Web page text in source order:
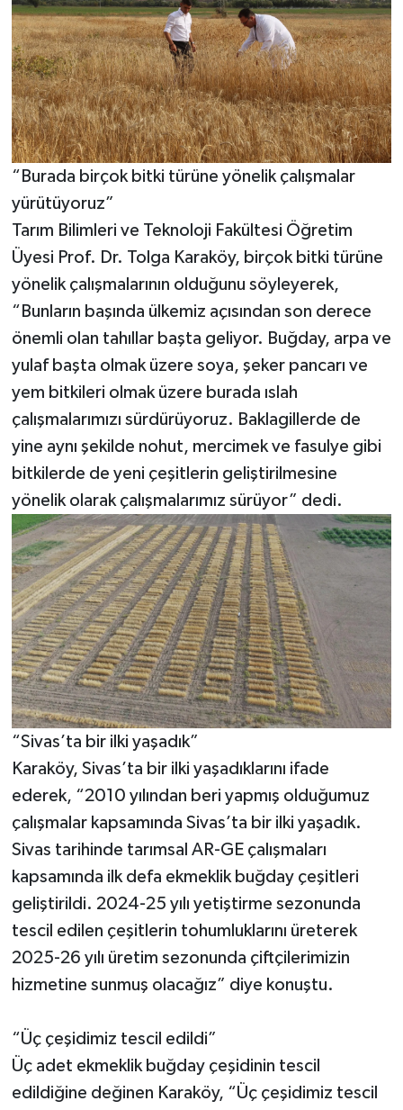
“Burada birçok bitki türüne yönelik çalışmalar
yürütüyoruz”
Tarım Bilimleri ve Teknoloji Fakültesi Öğretim
Üyesi Prof. Dr. Tolga Karaköy, birçok bitki türüne
yönelik çalışmalarının olduğunu söyleyerek,
“Bunların başında ülkemiz açısından son derece
önemli olan tahıllar başta geliyor. Buğday, arpa ve
yulaf başta olmak üzere soya, şeker pancarı ve
yem bitkileri olmak üzere burada ıslah
çalışmalarımızı sürdürüyoruz. Baklagillerde de
yine aynı şekilde nohut, mercimek ve fasulye gibi
bitkilerde de yeni çeşitlerin geliştirilmesine
yönelik olarak çalışmalarımız sürüyor” dedi.
“Sivas’ta bir ilki yaşadık”
Karaköy, Sivas’ta bir ilki yaşadıklarını ifade
ederek, “2010 yılından beri yapmış olduğumuz
çalışmalar kapsamında Sivas’ta bir ilki yaşadık.
Sivas tarihinde tarımsal AR-GE çalışmaları
kapsamında ilk defa ekmeklik buğday çeşitleri
geliştirildi. 2024-25 yılı yetiştirme sezonunda
tescil edilen çeşitlerin tohumluklarını üreterek
2025-26 yılı üretim sezonunda çiftçilerimizin
hizmetine sunmuş olacağız” diye konuştu.
“Üç çeşidimiz tescil edildi”
Üç adet ekmeklik buğday çeşidinin tescil
edildiğine değinen Karaköy, “Üç çeşidimiz tescil